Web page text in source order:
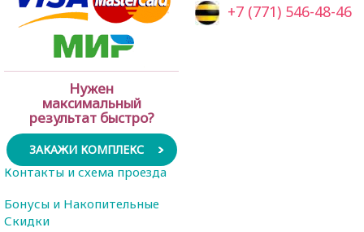
Нужен
максимальный
результат быстро?
ЗАКАЖИ КОМПЛЕКС
+7 (771) 546-48-46
Контакты и схема проезда
Бонусы и Накопительные
Скидки